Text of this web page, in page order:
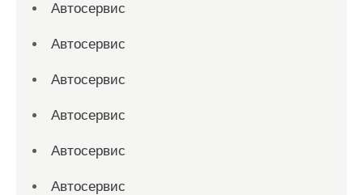
Автосервис
Автосервис
Автосервис
Автосервис
Автосервис
Автосервис